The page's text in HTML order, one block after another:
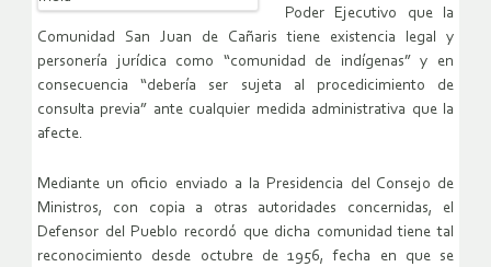
Poder Ejecutivo que la
Comunidad San Juan de Cañaris tiene existencia legal y
personería jurídica como “comunidad de indígenas” y en
consecuencia “debería ser sujeta al procedicimiento de
consulta previa” ante cualquier medida administrativa que la
afecte.
Mediante un oficio enviado a la Presidencia del Consejo de
Ministros, con copia a otras autoridades concernidas, el
Defensor del Pueblo recordó que dicha comunidad tiene tal
reconocimiento desde octubre de 1956, fecha en que se